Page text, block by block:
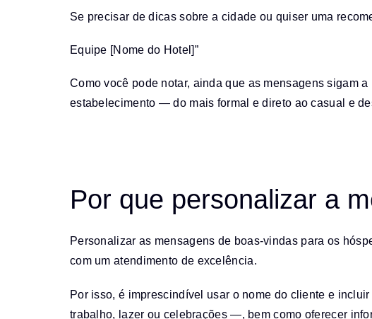
Se precisar de dicas sobre a cidade ou quiser uma
Equipe [Nome do Hotel]”
Como você pode notar, ainda que as mensagens sigam
estabelecimento — do mais formal e direto ao casual e
Por que personalizar a
Personalizar as mensagens de boas-vindas para os
com um atendimento de excelência.
Por isso, é imprescindível usar o nome do cliente e
trabalho, lazer ou celebrações —, bem como oferecer